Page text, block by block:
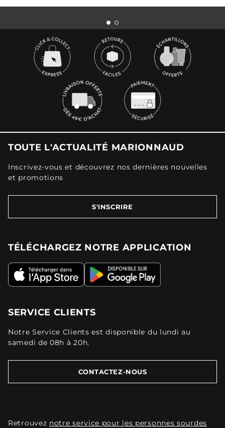
TOUTE L'ACTUALITÉ MARIONNAUD
Inscrivez-vous et découvrez nos dernières nouvelles
et promotions
S'INSCRIRE
TÉLÉCHARGEZ NOTRE APPLICATION
SERVICE CLIENTS
Notre Service Clients est disponible du lundi au
samedi de 08h à 20h.
CONTACTEZ-NOUS
Retrouvez notre service pour les personnes sourdes